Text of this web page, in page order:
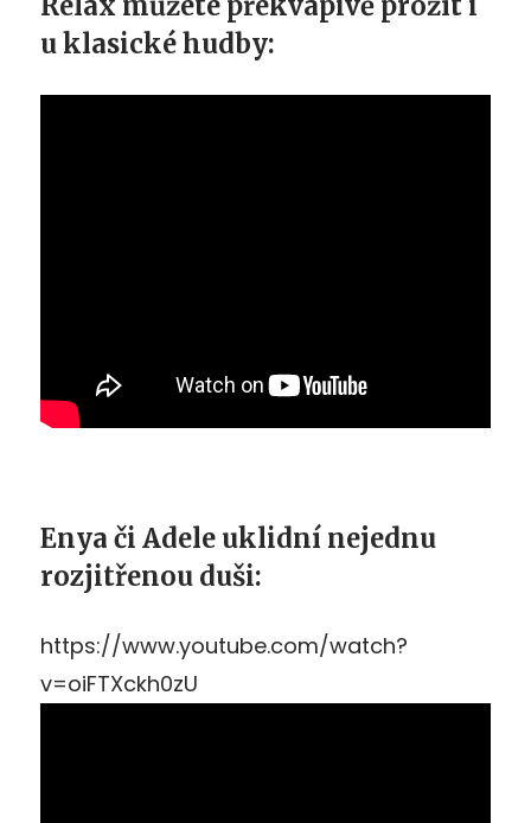
u klasické hudby:
Enya či Adele uklidní nejednu
rozjitřenou duši:
https://www.youtube.com/watch?
v=oiFTXckh0zU